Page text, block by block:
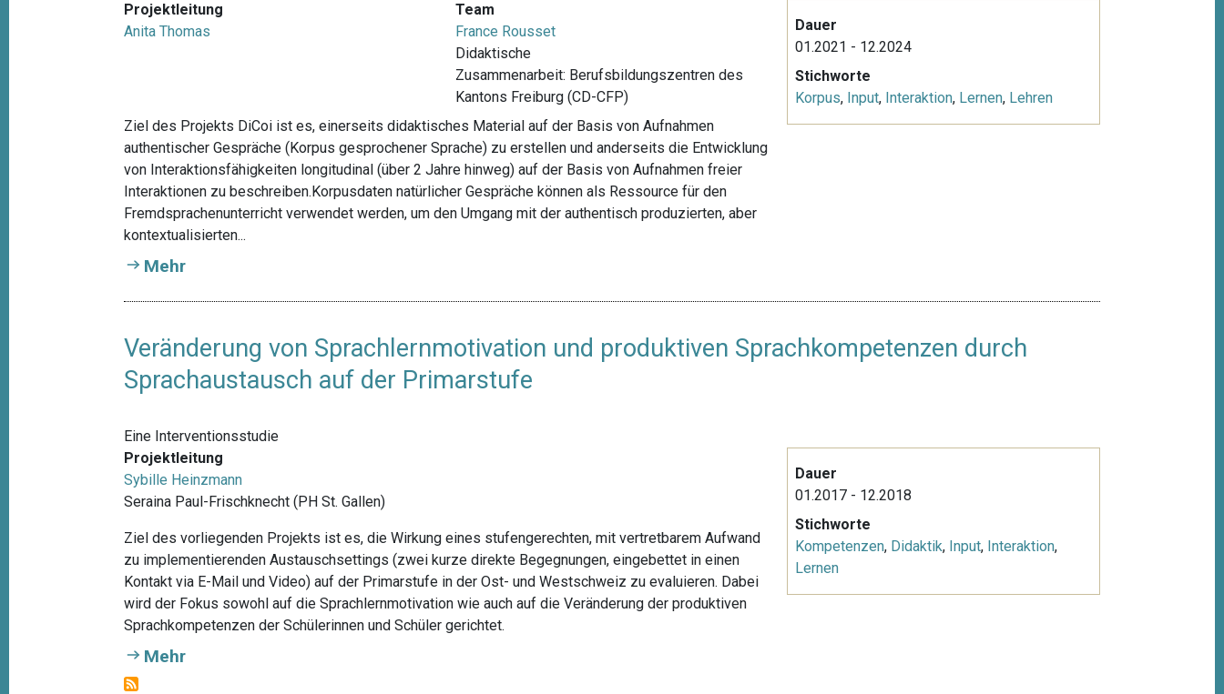
Projektleitung
Anita Thomas
Team
France Rousset
Didaktische
Zusammenarbeit: Berufsbildungszentren des
Kantons Freiburg (CD-CFP)
Ziel des Projekts DiCoi ist es, einerseits didaktisches Material auf der Basis von Aufnahmen
authentischer Gespräche (Korpus gesprochener Sprache) zu erstellen und anderseits die Entwicklung
von Interaktionsfähigkeiten longitudinal (über 2 Jahre hinweg) auf der Basis von Aufnahmen freier
Interaktionen zu beschreiben.Korpusdaten natürlicher Gespräche können als Ressource für den
Fremdsprachenunterricht verwendet werden, um den Umgang mit der authentisch produzierten, aber
kontextualisierten...
Mehr
Dauer
01.2021 - 12.2024
Stichworte
Korpus, Input, Interaktion, Lernen, Lehren
Veränderung von Sprachlernmotivation und produktiven Sprachkompetenzen durch
Sprachaustausch auf der Primarstufe
Eine Interventionsstudie
Projektleitung
Sybille Heinzmann
Seraina Paul-Frischknecht (PH St. Gallen)
Ziel des vorliegenden Projekts ist es, die Wirkung eines stufengerechten, mit vertretbarem Aufwand
zu implementierenden Austauschsettings (zwei kurze direkte Begegnungen, eingebettet in einen
Kontakt via E-Mail und Video) auf der Primarstufe in der Ost- und Westschweiz zu evaluieren. Dabei
wird der Fokus sowohl auf die Sprachlernmotivation wie auch auf die Veränderung der produktiven
Sprachkompetenzen der Schülerinnen und Schüler gerichtet.
Mehr
Dauer
01.2017 - 12.2018
Stichworte
Kompetenzen, Didaktik, Input, Interaktion,
Lernen